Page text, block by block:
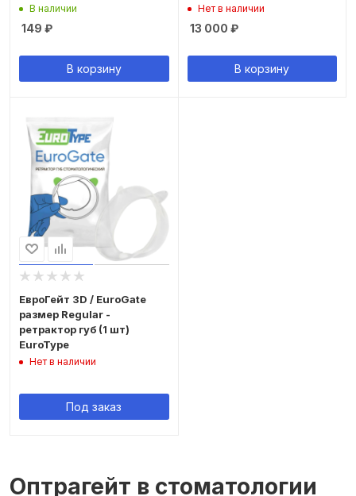
В наличии
149 ₽
В корзину
Нет в наличии
13 000 ₽
В корзину
ЕвроГейт 3D / EuroGate
размер Regular -
ретрактор губ (1 шт)
EuroType
Нет в наличии
Под заказ
Оптрагейт в стоматологии